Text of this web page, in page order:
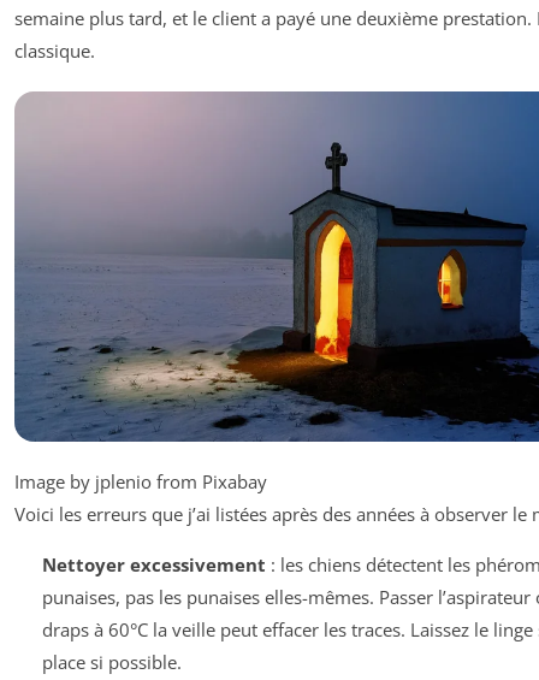
semaine plus tard, et le client a payé une deuxième prestation.
classique.
Image by jplenio from Pixabay
Voici les erreurs que j’ai listées après des années à observer le
Nettoyer excessivement : les chiens détectent les
punaises, pas les punaises elles-mêmes. Passer l’aspirateur
draps à 60°C la veille peut effacer les traces. Laissez le linge
place si possible.